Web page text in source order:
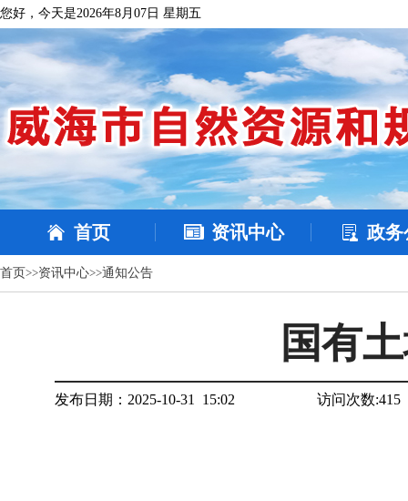
您好，今天是2026年8月07日 星期五
首页 资讯中心 政务
首页>>资讯中心>>通知公告
国有
发布日期：2025-10-31 15:02 访问次数:415